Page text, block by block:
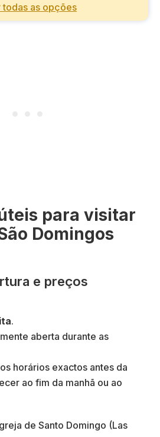
todas as opções
para visitar
Domingos
e preços
.
aberta durante as
horários exactos antes da
ao fim da manhã ou ao